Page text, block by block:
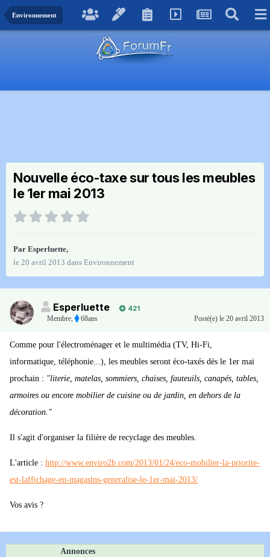
Environnement
Nouvelle éco-taxe sur tous les meubles
le 1er mai 2013
Par Esperluette,
le 20 avril 2013 dans Environnement
Esperluette
421
Membre, 68ans Posté(e) le 20 avril 2013
Comme pour l'électroménager et le multimédia (TV, Hi-Fi,
informatique, téléphonie...), les meubles seront éco-taxés dès le 1er mai
prochain : "literie, matelas, sommiers, chaises, fauteuils, canapés, tables,
armoires ou encore mobilier de cuisine ou de jardin, en dehors de la
décoration."
Il s'agit d'organiser la filière de recyclage des meubles.
L'article : http://www.enviro2b.com/2013/01/24/eco-mobilier-la-priorite-
est-laffichage-en-magasins-generalise-le-1er-mai-2013/
Vos avis ?
Annonces